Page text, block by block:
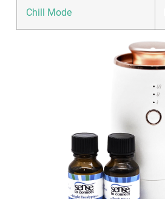
Chill Mode